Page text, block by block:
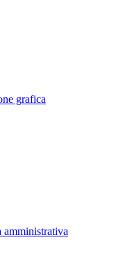
grafica
amministrativa